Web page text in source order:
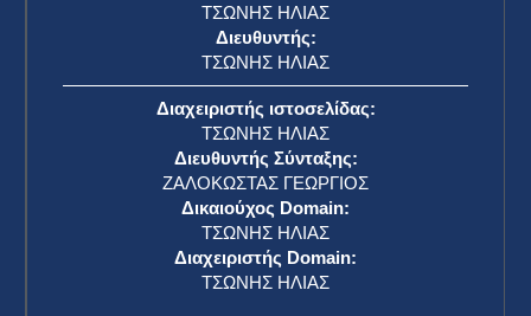
ΤΣΩΝΗΣ ΗΛΙΑΣ
Διευθυντής:
ΤΣΩΝΗΣ ΗΛΙΑΣ
Διαχειριστής ιστοσελίδας:
ΤΣΩΝΗΣ ΗΛΙΑΣ
Διευθυντής Σύνταξης:
ΖΑΛΟΚΩΣΤΑΣ ΓΕΩΡΓΙΟΣ
Δικαιούχος Domain:
ΤΣΩΝΗΣ ΗΛΙΑΣ
Διαχειριστής Domain:
ΤΣΩΝΗΣ ΗΛΙΑΣ